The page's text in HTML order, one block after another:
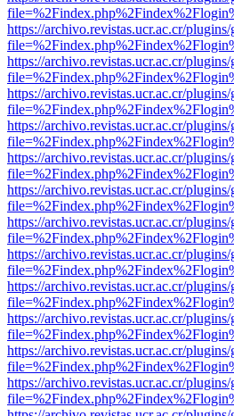
https://archivo.revistas.ucr.ac.cr/
https://archivo.revistas.ucr.ac.cr/
https://archivo.revistas.ucr.ac.cr/
https://archivo.revistas.ucr.ac.cr/
https://archivo.revistas.ucr.ac.cr/
https://archivo.revistas.ucr.ac.cr/
https://archivo.revistas.ucr.ac.cr/
https://archivo.revistas.ucr.ac.cr/
https://archivo.revistas.ucr.ac.cr/
https://archivo.revistas.ucr.ac.cr/
https://archivo.revistas.ucr.ac.cr/
https://archivo.revistas.ucr.ac.cr/